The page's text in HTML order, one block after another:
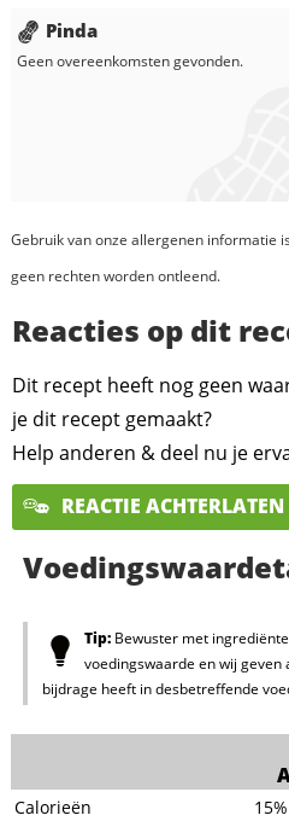
Pinda
Geen overeenkomsten gevonden.
Gebruik van onze allergenen informatie
geen rechten worden ontleend.
Reacties op dit
Dit recept heeft nog geen
je dit recept gemaakt?
Help anderen & deel nu je
REACTIE ACHTERLATEN
Tip:Bewuster met
voedingswaarde en wij
bijdrage heeft in desbetreffende
Calorieën 15%